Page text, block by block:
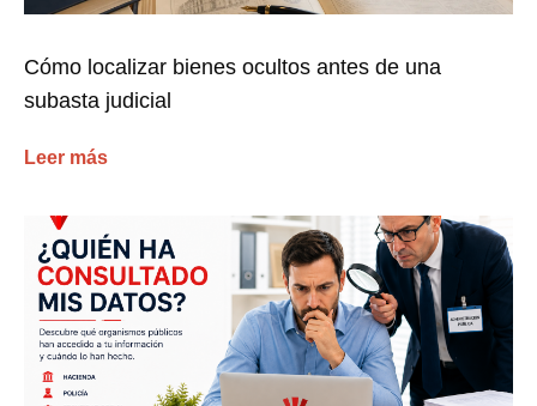
Cómo localizar bienes ocultos antes de una
subasta judicial
Leer más